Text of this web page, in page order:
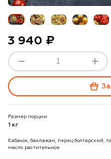
3 940 ₽
Размер порции:
1 кг
Кабачок, баклажан, перец болгарский,
масло растительное